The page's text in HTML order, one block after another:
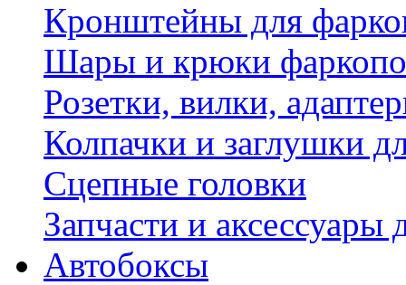
Кронштейны для
Шары и крюки
Розетки, вилки,
Колпачки и заглушки
Сцепные головки
Запчасти и аксессуары
Автобоксы